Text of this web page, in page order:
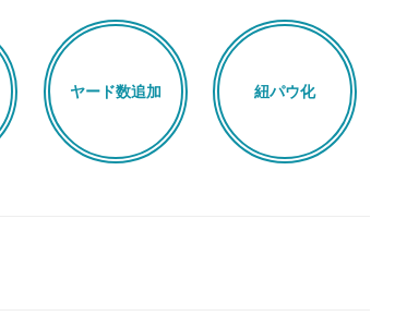
ヤード数追加 紐パウ化